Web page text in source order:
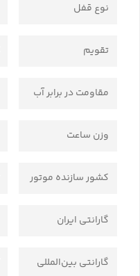
نوع قفل
تقویم
مقاومت در برابر آب
وزن ساعت
کشور سازنده موتور
گارانتی ایران
گارانتی بین‌المللی